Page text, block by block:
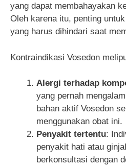
yang dapat membahayakan
Oleh karena itu, penting
yang harus dihindari saat
Kontraindikasi Vosedon
Alergi terhadap
yang pernah
bahan aktif Vosedon
menggunakan obat ini.
Penyakit tertentu:
penyakit hati atau
berkonsultasi dengan